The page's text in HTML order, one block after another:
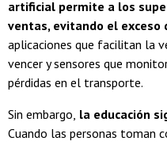
artificial permite a los
ventas, evitando el exceso
aplicaciones que facilitan la
vencer y sensores que
pérdidas en el transporte.
Sin embargo, la educación
Cuando las personas toman